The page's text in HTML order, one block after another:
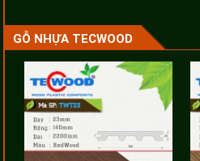
GỖ NHỰA TECWOOD